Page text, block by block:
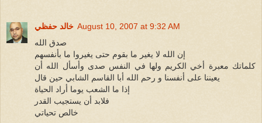
خالد حفظي August 10, 2007 at 9:32 AM
صدق الله
إن الله لا يغير ما بقوم حتى يغيروا ما بأنفسهم
كلماتك معبرة أخي الكريم ولها في النفس صدى وأسأل الله أن
يعيننا على أنفسنا و رحم الله أبا القاسم الشابي حين قال
إذا ما الشعب يوما أراد الحياة
فلابد أن يستجيب القدر
خالص تحياتي